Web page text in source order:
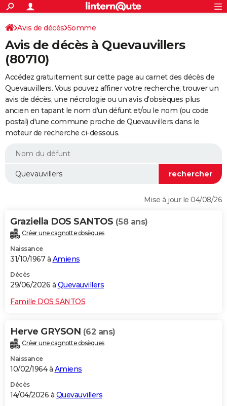
ACTUALITÉS
Politique
Société
Faits Divers
Education
Monde
Villes
+
SPORT
Coupe du monde 2026
Football
Tennis
Cyclisme
Rugby
Forum
FINANCE
Retraite
Impôts
Epargne
Immobilier
Risques naturels par ville
Banque
Assurance
Crédit
AUTO
Essais
Réserver un essai
Citadines
Berlines
SUV
Forum auto
+
HIGH-TECH
Mobiles
Meilleur smartphone
Internet
Ordinateurs
Jeux vidéo
Guide high-tech
+BRICOLAGE
Forum
Aménagement intérieur
Extérieur
Cuisine
Salle de bains
Jardinage
Rangement
WEEK-END
Guides de France
Escapades
Patrimoine
Expositions
Musées
Week-end nature
LIFESTYLE
Alimentation
Guide de la santé
Maladies
Médicaments
Sommeil
VOYAGE
Destinations
City break
Voyage nature
Voyage de noces
Forum
Climat
+PHOTO
GUIDES D'ACHAT
BONS PLANS
CARTE DE VOEUX
Dictionnaire
Biographies
Citations
Expressions
Proverbes
PROGRAMME TV
COPAINS D'AVANT
S'inscrire
Se connecter
Lycées
Collèges
Primaires
Universités
Entreprises
Service militaire
Avis de recherche
AVIS DE DÉCÈS
Avis de décès Somme
Avis de décès à Quevauvillers
(80710)
Accédez gratuitement sur cette page au carnet des décès de
Quevauvillers. Vous pouvez affiner votre recherche, trouver un
avis de décès, une nécrologie ou un avis d'obsèques plus
ancien en tapant le nom d'un défunt et/ou le nom (ou code
postal) d'une commune proche de Quevauvillers dans le
moteur de recherche ci-dessous.
Mise à jour le 04/08/26
Graziella DOS SANTOS (58 ans)
Créer une cagnotte obsèques
Naissance
31/10/1967 à Amiens
Décès
29/06/2026 à Quevauvillers
Famille DOS SANTOS
Herve GRYSON (62 ans)
Créer une cagnotte obsèques
Naissance
10/02/1964 à Amiens
Décès
14/04/2026 à Quevauvillers